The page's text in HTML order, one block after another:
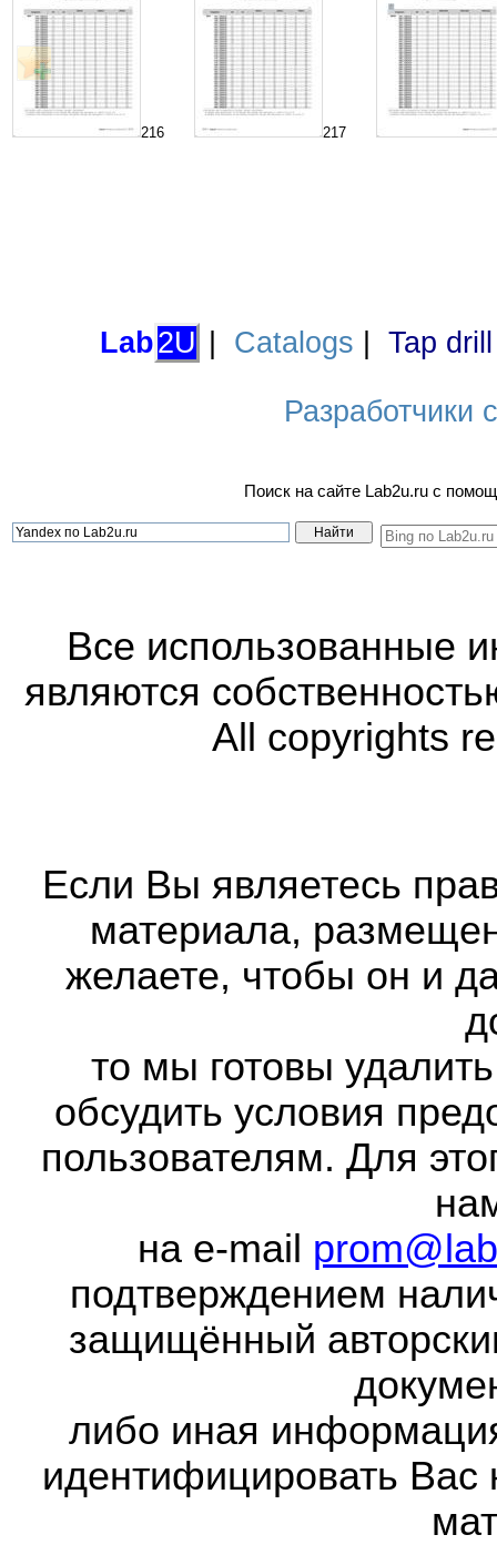
216 217
Lab2U Catalogs Tap
Разработчики
Поиск на сайте Lab2u.ru с
Все использованные
являются
All copyrights
Если Вы являетесь
материала,
желаете, чтобы он и
то мы готовы
обсудить условия
пользователям. Для
на e-mail
подтверждением
защищённый
либо иная
идентифицировать Вас